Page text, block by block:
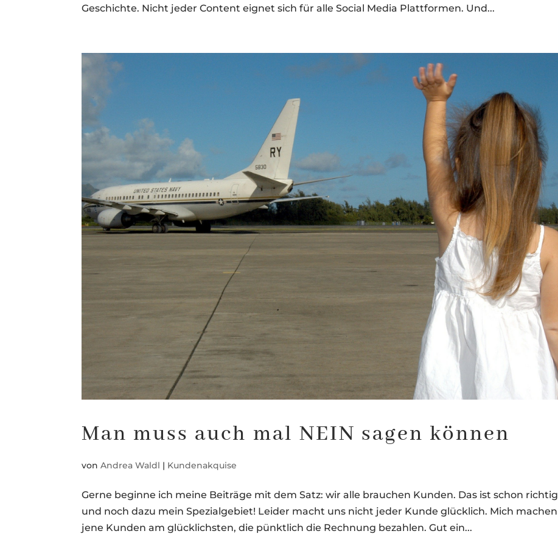
Geschichte. Nicht jeder Content eignet sich für alle Social Media Plattformen. Und...
Man muss auch mal NEIN sagen können
vonAndrea Waldl | Kundenakquise
Gerne beginne ich meine Beiträge mit dem Satz: wir alle brauchen Kunden. Das ist schon richtig
und noch dazu mein Spezialgebiet! Leider macht uns nicht jeder Kunde glücklich. Mich machen
jene Kunden am glücklichsten, die pünktlich die Rechnung bezahlen. Gut ein...